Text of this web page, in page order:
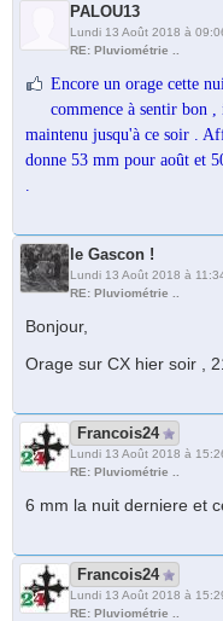
PALOU13
Lundi 13 Août 2018 à
RE: Pluviométrie ..
Encore un orage cette
commence à sentir bon
maintenu jusqu'à ce soir .
donne 53 mm pour août et
le Gascon !
Lundi 13 Août 2018 à
RE: Pluviométrie ..
Bonjour,
Orage sur CX hier soir ,
Francois24
Lundi 13 Août 2018 à
RE: Pluviométrie ..
6 mm la nuit derniere et
Francois24
Lundi 13 Août 2018 à
RE: Pluviométrie ..